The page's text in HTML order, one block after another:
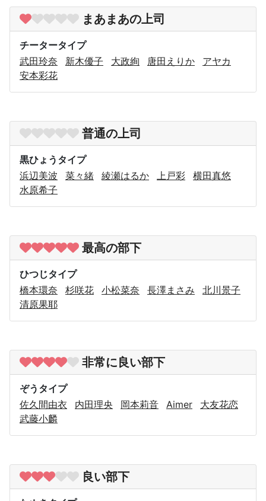
まあまあの上司
チータータイプ
武田玲奈
新木優子 大政絢 唐田えりか
アヤカ
安本彩花
普通の上司
黒ひょうタイプ
浜辺美波
菜々緒 綾瀬はるか 上戸彩
横田真悠
水原希子
最高の部下
ひつじタイプ
橋本環奈
杉咲花 小松菜奈 長澤まさみ
北川景子
清原果耶
非常に良い部下
ぞうタイプ
佐久間由衣
内田理央 岡本莉音 Aimer
大友花恋
武藤小麟
良い部下